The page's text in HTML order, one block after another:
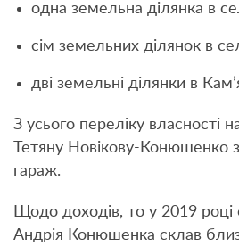
одна земельна ділянка в
сім земельних ділянок в
дві земельні ділянки в
З усього переліку власності
Тетяну Новікову-Конюшенко
гараж.
Щодо доходів, то у 2019 році
Андрія Конюшенка склав